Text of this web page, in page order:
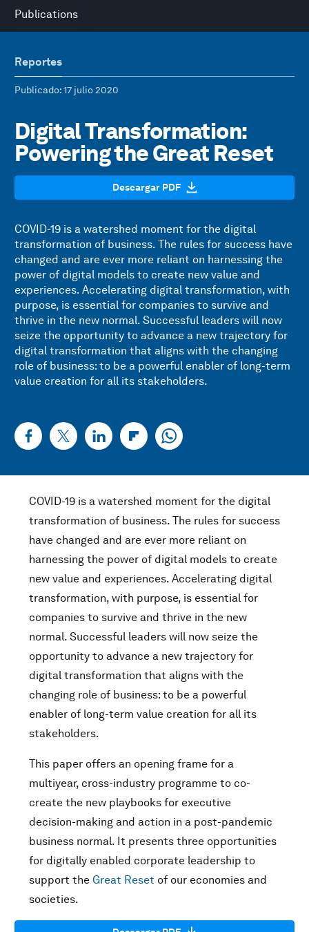
Publications
Reportes
Publicado: 17 julio 2020
Digital Transformation:
Powering the Great Reset
Descargar PDF
COVID-19 is a watershed moment for the digital
transformation of business. The rules for success have
changed and are ever more reliant on harnessing the
power of digital models to create new value and
experiences. Accelerating digital transformation, with
purpose, is essential for companies to survive and
thrive in the new normal. Successful leaders will now
seize the opportunity to advance a new trajectory for
digital transformation that aligns with the changing
role of business: to be a powerful enabler of long-term
value creation for all its stakeholders.
COVID-19 is a watershed moment for the digital
transformation of business. The rules for success
have changed and are ever more reliant on
harnessing the power of digital models to create
new value and experiences. Accelerating digital
transformation, with purpose, is essential for
companies to survive and thrive in the new
normal. Successful leaders will now seize the
opportunity to advance a new trajectory for
digital transformation that aligns with the
changing role of business: to be a powerful
enabler of long-term value creation for all its
stakeholders.
This paper offers an opening frame for a
multiyear, cross-industry programme to co-
create the new playbooks for executive
decision-making and action in a post-pandemic
business normal. It presents three opportunities
for digitally enabled corporate leadership to
support the Great Reset of our economies and
societies.